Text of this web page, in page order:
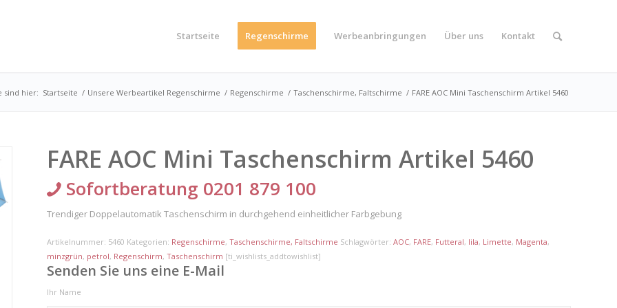
Startseite Regenschirme Werbeanbringungen Über uns Kontakt
sind hier: Startseite / Unsere Werbeartikel Regenschirme / Regenschirme / Taschenschirme, Faltschirme / FARE AOC Mini Taschenschirm Artikel 5460
FARE AOC Mini Taschenschirm Artikel 5460
Sofortberatung 0201 879 100
Trendiger Doppelautomatik Taschenschirm in durchgehend einheitlicher Farbgebung
Artikelnummer: 5460 Kategorien: Regenschirme,Taschenschirme, Faltschirme Schlagwörter:AOC, FARE, Futteral, lila, Limette, Magenta,
minzgrün, petrol, Regenschirm,Taschenschirm [ti_wishlists_addtowishlist]
Senden Sie uns eine E-Mail
Ihr Name